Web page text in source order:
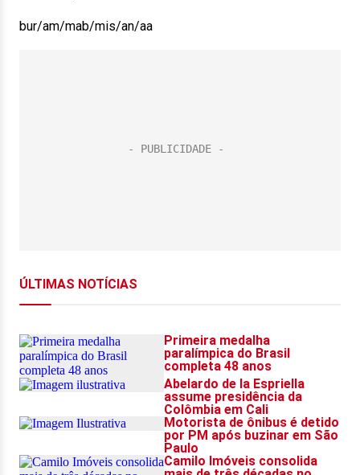
bur/am/mab/mis/an/aa